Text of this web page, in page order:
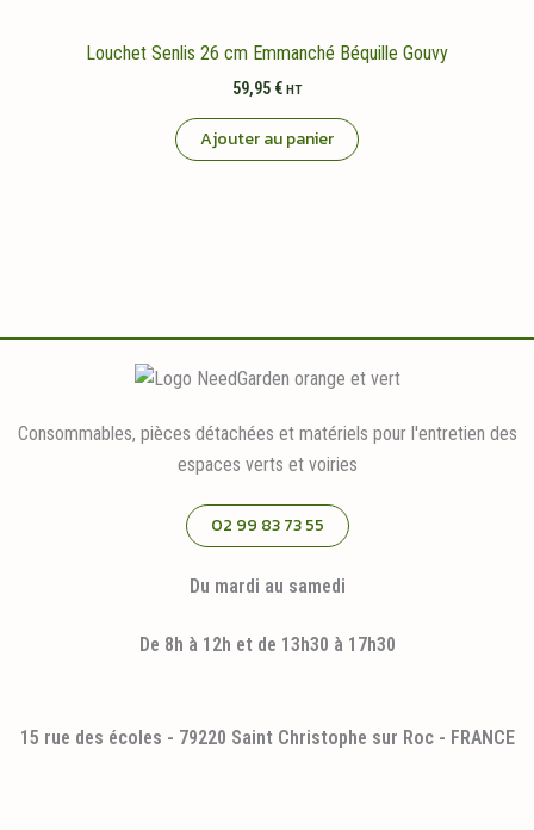
Louchet Senlis 26 cm Emmanché Béquille Gouvy
59,95 € HT
Ajouter au panier
Consommables, pièces détachées et matériels pour l'entretien des
espaces verts et voiries
02 99 83 73 55
Du mardi au samedi
De 8h à 12h et de 13h30 à 17h30
15 rue des écoles - 79220 Saint Christophe sur Roc - FRANCE